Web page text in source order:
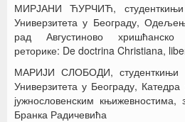
МИРЈАНИ ЋУРЧИЋ, студенткињи
Универзитета у Београду,
рад Августиново хришћанско
реторике: De doctrina Christiana,
МАРИЈИ СЛОБОДИ, студенткињи
Универзитета у Београду,
јужнословенским
Бранка Радичевића